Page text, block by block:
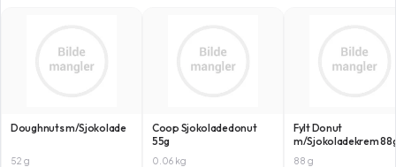
Doughnuts m/Sjokolade
52 g
Coop Sjokoladedonut
55g
0.06 kg
Fylt Donut
m/Sjokoladekrem
Larsens Bakeri As
88 g